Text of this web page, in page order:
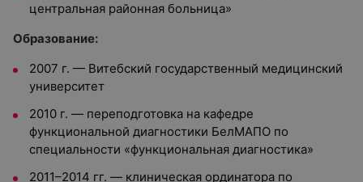
центральная районная больница»
Образование:
2007 г. — Витебский государственный медицинский
университет
2010 г. — переподготовка на кафедре
функциональной диагностики БелМАПО по
специальности «функциональная диагностика»
2011–2014 гг. — клиническая ординатора по